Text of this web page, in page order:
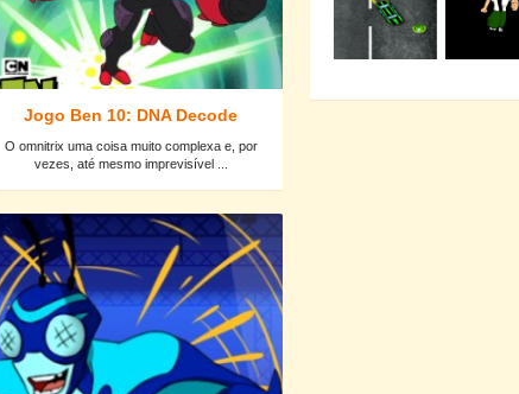
Jogo Ben 10: DNA Decode
O omnitrix uma coisa muito complexa e, por
vezes, até mesmo imprevisível ...